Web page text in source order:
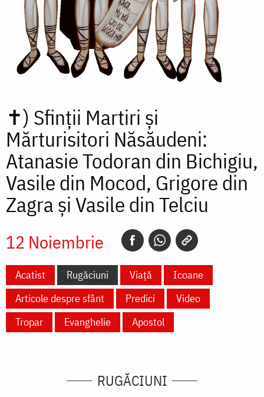
✝) Sfinții Martiri și
Mărturisitori Năsăudeni:
Atanasie Todoran din Bichigiu,
Vasile din Mocod, Grigore din
Zagra și Vasile din Telciu
12 Noiembrie
Acatist Rugăciuni Viață
Icoane
Articole despre sfânt
Predici
Video
Tropar
Evanghelie Apostol
RUGĂCIUNI